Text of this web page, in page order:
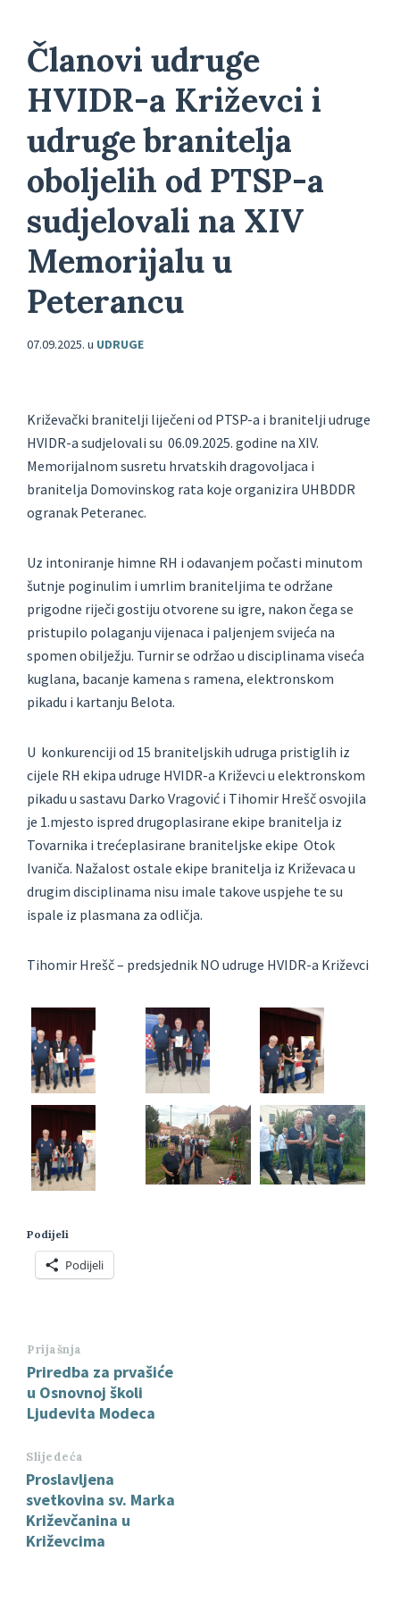
Članovi udruge
HVIDR-a Križevci i
udruge branitelja
oboljelih od PTSP-a
sudjelovali na XIV
Memorijalu u
Peterancu
07.09.2025. u UDRUGE
Križevački branitelji liječeni od PTSP-a i branitelji udruge
HVIDR-a sudjelovali su 06.09.2025. godine na XIV.
Memorijalnom susretu hrvatskih dragovoljaca i
branitelja Domovinskog rata koje organizira UHBDDR
ogranak Peteranec.
Uz intoniranje himne RH i odavanjem počasti minutom
šutnje poginulim i umrlim braniteljima te održane
prigodne riječi gostiju otvorene su igre, nakon čega se
pristupilo polaganju vijenaca i paljenjem svijeća na
spomen obilježju. Turnir se održao u disciplinama viseća
kuglana, bacanje kamena s ramena, elektronskom
pikadu i kartanju Belota.
U konkurenciji od 15 braniteljskih udruga pristiglih iz
cijele RH ekipa udruge HVIDR-a Križevci u elektronskom
pikadu u sastavu Darko Vragović i Tihomir Hrešč osvojila
je 1.mjesto ispred drugoplasirane ekipe branitelja iz
Tovarnika i trećeplasirane braniteljske ekipe Otok
Ivaniča. Nažalost ostale ekipe branitelja iz Križevaca u
drugim disciplinama nisu imale takove uspjehe te su
ispale iz plasmana za odličja.
Tihomir Hrešč – predsjednik NO udruge HVIDR-a Križevci
Podijeli
Podijeli
Prijašnja
Priredba za prvašiće
u Osnovnoj školi
Ljudevita Modeca
Slijedeća
Proslavljena
svetkovina sv. Marka
Križevčanina u
Križevcima